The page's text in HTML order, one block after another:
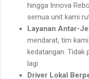
hingga Innova
semua unit kami
Layanan Antar-
mendarat, tim
kedatangan. Tidak
lagi.
Driver Lokal